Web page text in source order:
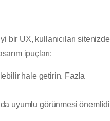
bir UX, kullanıcıları sitenizde
ipuçları:
hale getirin. Fazla
uyumlu görünmesi